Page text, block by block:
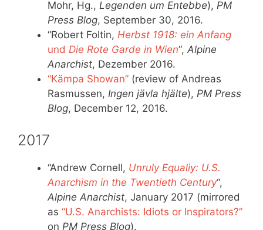
Mohr, Hg., Legenden um Entebbe), PM
Press Blog, September 30, 2016.
“Robert Foltin, Herbst 1918: ein Anfang
und Die Rote Garde in Wien“, Alpine
Anarchist, Dezember 2016.
“Kämpa Showan” (review of Andreas
Rasmussen, Ingen jävla hjälte), PM Press
Blog, December 12, 2016.
2017
“Andrew Cornell, Unruly Equaliy: U.S.
Anarchism in the Twentieth Century“,
Alpine Anarchist, January 2017 (mirrored
as “U.S. Anarchists: Idiots or Inspirators?”
on PM Press Blog).